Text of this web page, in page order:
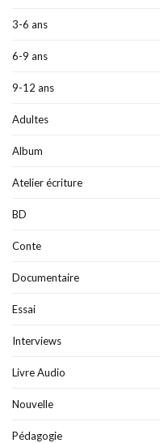
3-6 ans
6-9 ans
9-12 ans
Adultes
Album
Atelier écriture
BD
Conte
Documentaire
Essai
Interviews
Livre Audio
Nouvelle
Pédagogie